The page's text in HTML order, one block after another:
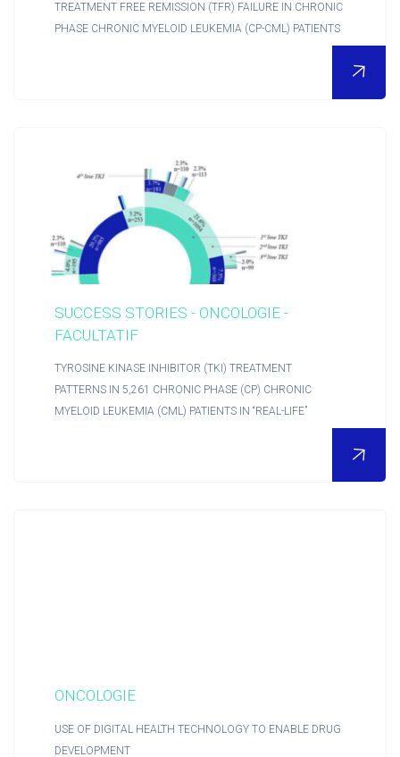
RCTs recrute
TREATMENT FREE REMISSION (TFR) FAILURE IN CHRONIC
PHASE CHRONIC MYELOID LEUKEMIA (CP-CML) PATIENTS
SUCCESS STORIES - ONCOLOGIE -
FACULTATIF
TYROSINE KINASE INHIBITOR (TKI) TREATMENT
PATTERNS IN 5,261 CHRONIC PHASE (CP) CHRONIC
MYELOID LEUKEMIA (CML) PATIENTS IN “REAL-LIFE”
ONCOLOGIE
USE OF DIGITAL HEALTH TECHNOLOGY TO ENABLE DRUG
DEVELOPMENT